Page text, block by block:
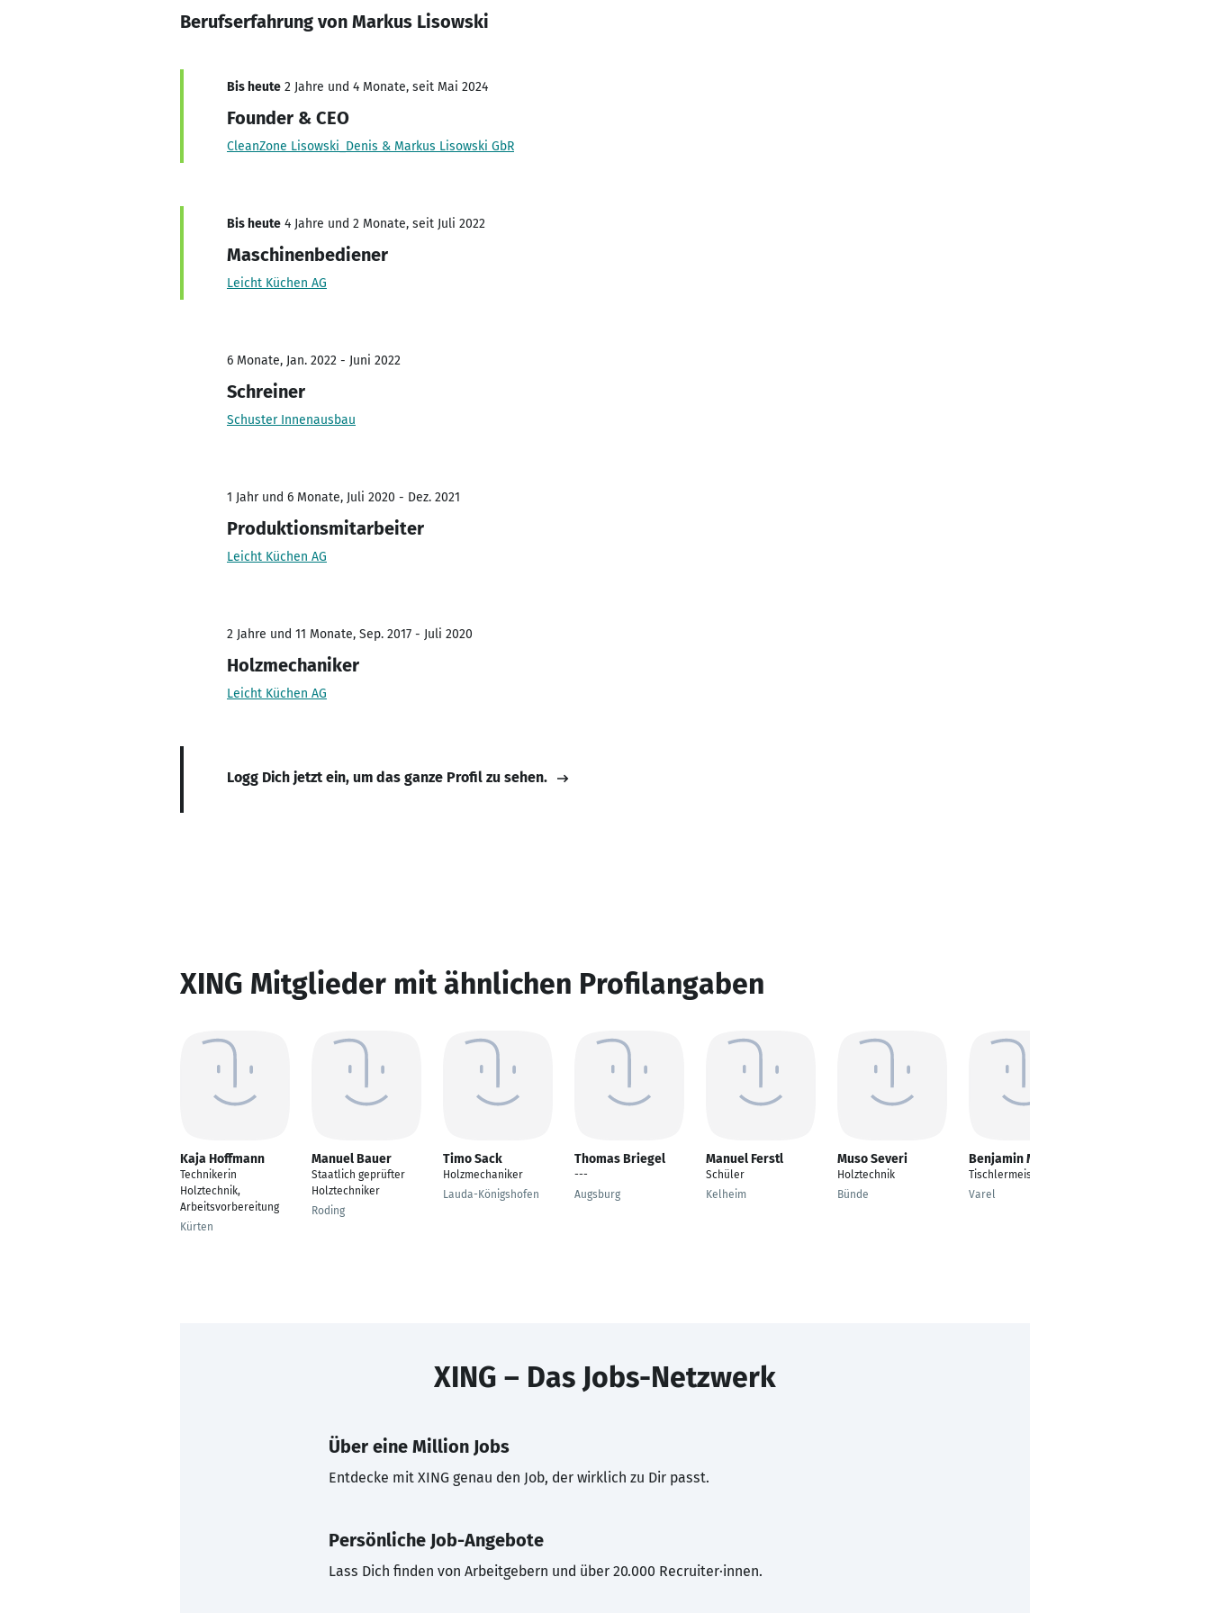
Berufserfahrung von Markus Lisowski
Bis heute 2 Jahre und 4 Monate, seit Mai 2024
Founder & CEO
CleanZone Lisowski_Denis & Markus Lisowski GbR
Bis heute 4 Jahre und 2 Monate, seit Juli 2022
Maschinenbediener
Leicht Küchen AG
6 Monate, Jan. 2022 - Juni 2022
Schreiner
Schuster Innenausbau
1 Jahr und 6 Monate, Juli 2020 - Dez. 2021
Produktionsmitarbeiter
Leicht Küchen AG
2 Jahre und 11 Monate, Sep. 2017 - Juli 2020
Holzmechaniker
Leicht Küchen AG
Logg Dich jetzt ein, um das ganze Profil zu sehen.
XING Mitglieder mit ähnlichen Profilangaben
Kaja Hoffmann
Technikerin
Holztechnik,
Arbeitsvorbereitung
Kürten
Manuel Bauer
Staatlich geprüfter
Holztechniker
Roding
Timo Sack
Holzmechaniker
Lauda-Königshofen
Thomas Briegel
---
Augsburg
Manuel Ferstl
Schüler
Kelheim
Muso Severi
Holztechnik
Bünde
Benjamin Martens
Tischlermeister
Varel
XING – Das Jobs-Netzwerk
Über eine Million Jobs
Entdecke mit XING genau den Job, der wirklich zu Dir passt.
Persönliche Job-Angebote
Lass Dich finden von Arbeitgebern und über 20.000 Recruiter·innen.